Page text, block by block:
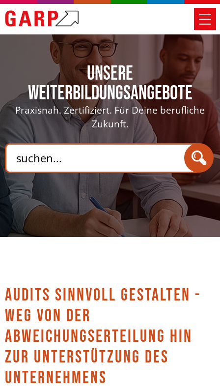
Unsere
Weiterbildungsangebote
Praxisnah. Zertifiziert. Für Deine berufliche
Zukunft.
AUDITS SINNVOLL GESTALTEN -
WEG VON DER
ABWEICHUNGSERTEILUNG HIN
ZUR UNTERSTÜTZUNG DES
UNTERNEHMENS